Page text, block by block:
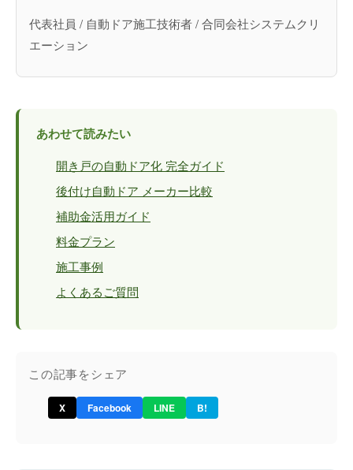
代表社員 / 自動ドア施工技術者 / 合同会社システムクリ
エーション
あわせて読みたい
開き戸の自動ドア化 完全ガイド
後付け自動ドア メーカー比較
補助金活用ガイド
料金プラン
施工事例
よくあるご質問
この記事をシェア
X Facebook LINE B!